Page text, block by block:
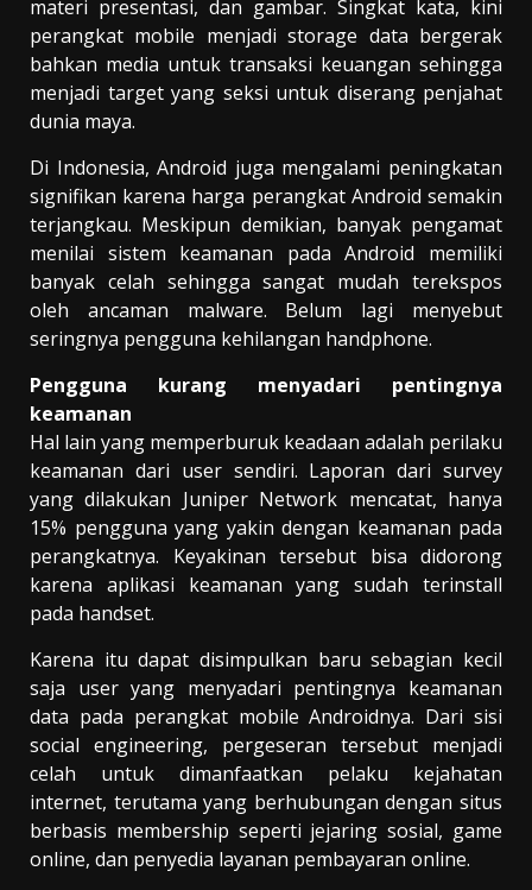
materi presentasi, dan gambar. Singkat kata, kini
perangkat mobile menjadi storage data bergerak
bahkan media untuk transaksi keuangan sehingga
menjadi target yang seksi untuk diserang penjahat
dunia maya.
Di Indonesia, Android juga mengalami peningkatan
signifikan karena harga perangkat Android semakin
terjangkau. Meskipun demikian, banyak pengamat
menilai sistem keamanan pada Android memiliki
banyak celah sehingga sangat mudah terekspos
oleh ancaman malware. Belum lagi menyebut
seringnya pengguna kehilangan handphone.
Pengguna kurang menyadari pentingnya
keamanan
Hal lain yang memperburuk keadaan adalah perilaku
keamanan dari user sendiri. Laporan dari survey
yang dilakukan Juniper Network mencatat, hanya
15% pengguna yang yakin dengan keamanan pada
perangkatnya. Keyakinan tersebut bisa didorong
karena aplikasi keamanan yang sudah terinstall
pada handset.
Karena itu dapat disimpulkan baru sebagian kecil
saja user yang menyadari pentingnya keamanan
data pada perangkat mobile Androidnya. Dari sisi
social engineering, pergeseran tersebut menjadi
celah untuk dimanfaatkan pelaku kejahatan
internet, terutama yang berhubungan dengan situs
berbasis membership seperti jejaring sosial, game
online, dan penyedia layanan pembayaran online.